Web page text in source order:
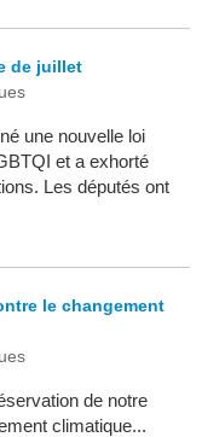
de juillet
une nouvelle loi
et a exhorté
Les députés ont
le changement
de notre
climatique...